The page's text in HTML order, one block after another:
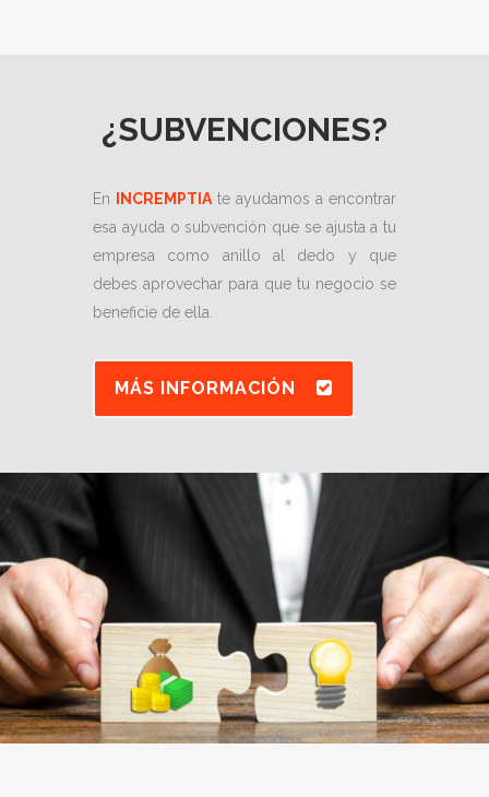
¿SUBVENCIONES?
En INCREMPTIA te ayudamos a encontrar
esa ayuda o subvención que se ajusta a tu
empresa como anillo al dedo y que
debes aprovechar para que tu negocio se
beneficie de ella.
MÁS INFORMACIÓN